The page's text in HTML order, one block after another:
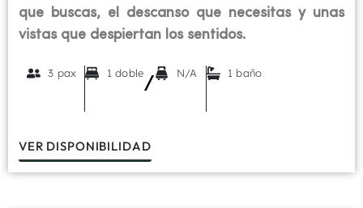
que buscas, el descanso que necesitas y unas
vistas que despiertan los sentidos.
3 pax 1 doble
/
N/A 1 baño
VER DISPONIBILIDAD